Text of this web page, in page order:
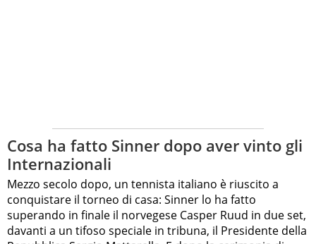
Cosa ha fatto Sinner dopo aver vinto gli
Internazionali
Mezzo secolo dopo, un tennista italiano è riuscito a
conquistare il torneo di casa: Sinner lo ha fatto
superando in finale il norvegese Casper Ruud in due set,
davanti a un tifoso speciale in tribuna, il Presidente della